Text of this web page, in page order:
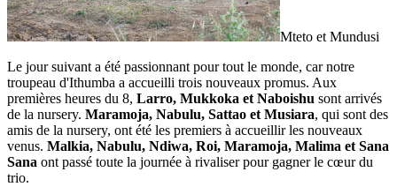
Mteto et Mundusi
Le jour suivant a été passionnant pour tout le monde, car notre
troupeau d'Ithumba a accueilli trois nouveaux promus. Aux
premières heures du 8, Larro, Mukkoka et Naboishu sont arrivés
de la nursery. Maramoja, Nabulu, Sattao et Musiara, qui sont des
amis de la nursery, ont été les premiers à accueillir les nouveaux
venus. Malkia, Nabulu, Ndiwa, Roi, Maramoja, Malima et Sana
Sana ont passé toute la journée à rivaliser pour gagner le cœur du
trio.